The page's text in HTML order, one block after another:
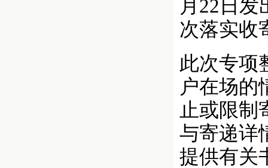
月22日
次落实收
此次专项
户在场的
止或限制
与寄递详
提供有关